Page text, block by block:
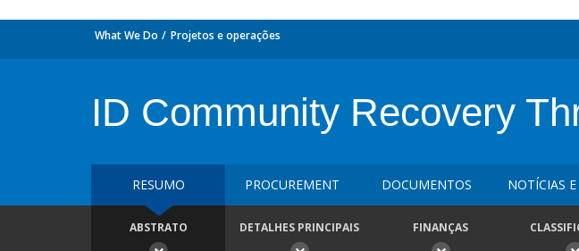
What We Do Projetos e operações
ID Community Recovery
RESUMO PROCUREMENT DOCUMENTOS NOTÍCIAS
ABSTRATO DETALHES PRINCIPAIS FINANÇAS